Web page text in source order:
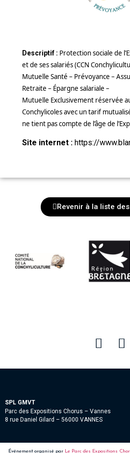
Descriptif : Protection sociale de
et de ses salariés (CCN
Mutuelle Santé – Prévoyance –
Retraite – Épargne salariale –
Mutuelle Exclusivement réservée
Conchylicoles avec un tarif
ne tient pas compte de l’âge de
Site internet : https://
Revenir à la liste
SPL GMVT
Parc des Expositions Chorus – Vannes
8 rue Daniel Gilard – 56000 VANNES
Événement organisé par Le Parc des Expositions